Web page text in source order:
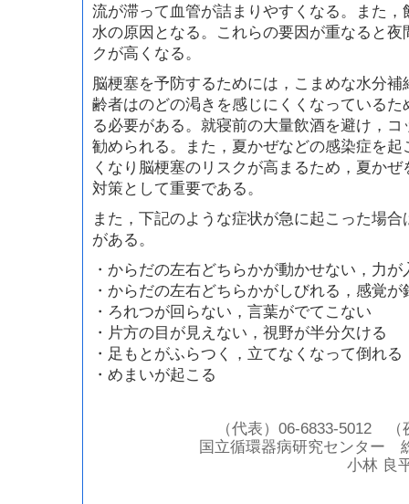
流が滞って血管が詰まりやすくなる。また
水の原因となる。これらの要因が重なると
クが高くなる。
脳梗塞を予防するためには，こまめな水分
齢者はのどの渇きを感じにくくなっている
る必要がある。就寝前の大量飲酒を避け，
勧められる。また，夏かぜなどの感染症を
くなり脳梗塞のリスクが高まるため，夏か
対策として重要である。
また，下記のような症状が急に起こった場
がある。
・からだの左右どちらかが動かせない，力が
・からだの左右どちらかがしびれる，感覚が
・ろれつが回らない，言葉がでてこない
・片方の目が見えない，視野が半分欠ける
・足もとがふらつく，立てなくなって倒れる
・めまいが起こる
（代表）06-6833-5012 （
国立循環器病研究センター
小林 良